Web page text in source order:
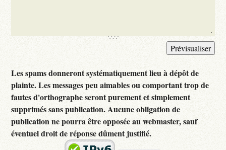
Les spams donneront systématiquement lieu à dépôt de
plainte. Les messages peu aimables ou comportant trop de
fautes d'orthographe seront purement et simplement
supprimés sans publication. Aucune obligation de
publication ne pourra être opposée au webmaster, sauf
éventuel droit de réponse dûment justifié.